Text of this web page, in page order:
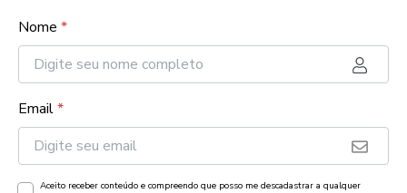
Nome *
Email*
Aceito receber conteúdo e compreendo que posso me descadastrar a qualquer